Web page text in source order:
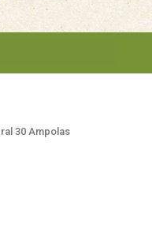
30 Ampolas